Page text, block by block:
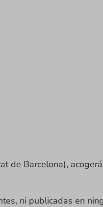
de Barcelona),
ni publicadas en